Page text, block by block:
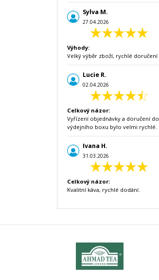
Sylva M.
27.04.2026
Výhody:
Velký výběr zboží, rychlé doručení
Lucie R.
02.04.2026
Celkový názor:
Vyřízení objednávky a doručení do
výdejního boxu bylo velmi rychlé.
Ivana H.
31.03.2026
Celkový názor:
Kvalitní káva, rychlé dodání.